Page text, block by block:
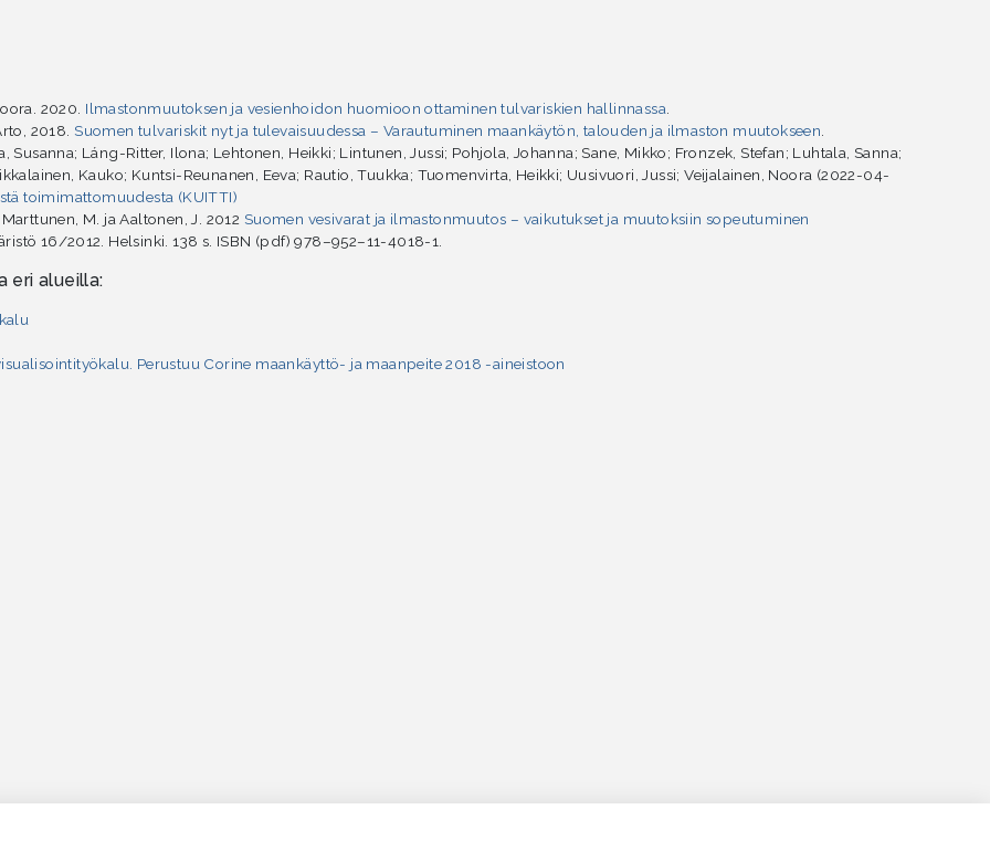
2020. Ilmastonmuutoksen ja vesienhoidon huomioon ottaminen tulvariskien hallinnassa
2018. Suomen tulvariskit nyt ja tulevaisuudessa – Varautuminen maankäytön, talouden ja ilmaston muutokseen
Susanna; Láng-Ritter, Ilona; Lehtonen, Heikki; Lintunen, Jussi; Pohjola, Johanna; Sane, Mikko; Fronzek, Stefan; Luhtala, Sanna;
Kauko; Kuntsi-Reunanen, Eeva; Rautio, Tuukka; Tuomenvirta, Heikki; Uusivuori, Jussi; Veijalainen, Noora (2022-04-
toimimattomuudesta (KUITTI)
M. ja Aaltonen, J. 2012 Suomen vesivarat ja ilmastonmuutos – vaikutukset ja muutoksiin sopeutuminen
16/2012. Helsinki. 138 s. ISBN (pdf) 978–952–11-4018-1.
eri alueilla:
Perustuu Corine maankäyttö- ja maanpeite 2018 -aineistoon